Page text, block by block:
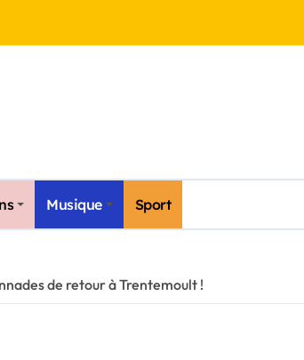
Musique Sport
de retour à Trentemoult !